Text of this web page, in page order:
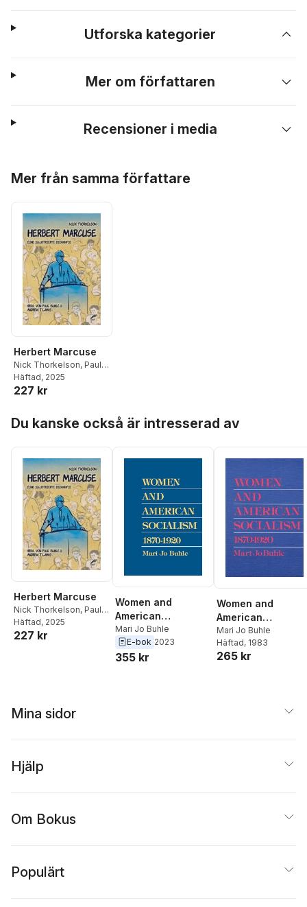
Utforska kategorier
Mer om författaren
Recensioner i media
Mer från samma författare
Herbert Marcuse
Nick Thorkelson, Paul
Buhle,Andrew T.
Lamas
Häftad, 2025
227 kr
Du kanske också är intresserad av
Herbert Marcuse
Nick Thorkelson, Paul
Buhle,Andrew T.
Lamas
Häftad, 2025
227 kr
Women and
American
Socialism, 1870-
1920
Mari Jo Buhle
E-bok 2023
355 kr
Women and
American
Socialism, 1870-
1920
Mari Jo Buhle
Häftad, 1983
265 kr
Mina sidor
Hjälp
Om Bokus
Populärt